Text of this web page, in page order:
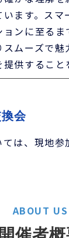
換会
ては、現地
ABOUT US
催者
トライクの
間をつくる。